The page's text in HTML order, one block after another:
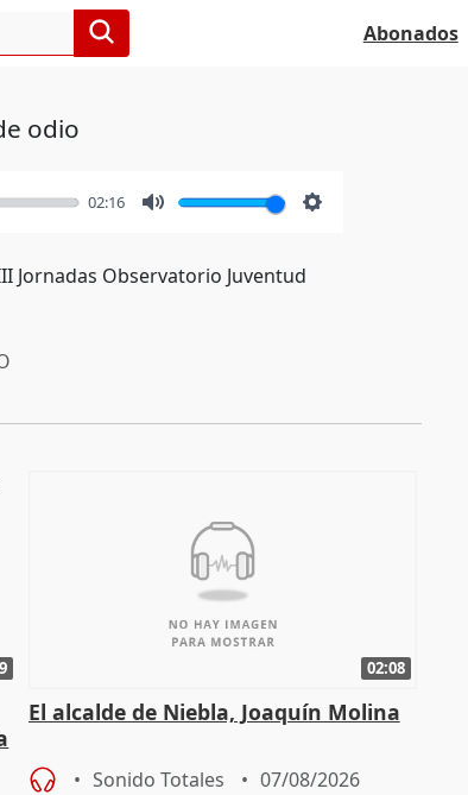
Abonados
odio
02:16
Jornadas Observatorio Juventud
02:08
El alcalde de Niebla, Joaquín Molina
Sonido Totales 07/08/2026